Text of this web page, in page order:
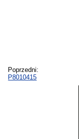
Poprzedni:
P8010415